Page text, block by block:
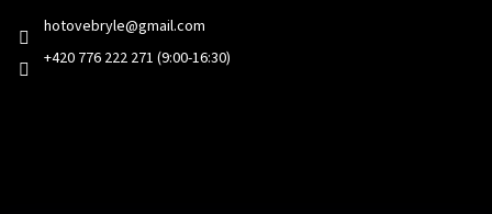
hotovebryle@gmail.com
+420 776 222 271 (9:00-16:30)